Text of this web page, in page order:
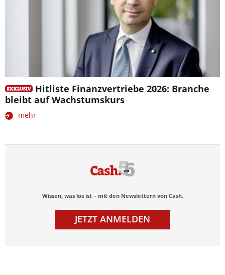
Hitliste Finanzvertriebe 2026: Branche
bleibt auf Wachstumskurs
mehr
Wissen, was los ist – mit den Newslettern von Cash.
JETZT ANMELDEN